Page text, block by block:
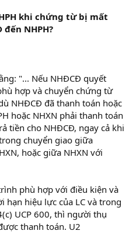
khi chứng từ bị mất
NHPH?
"... Nếu NHĐCĐ quyết
hợp và chuyển chứng từ
NHĐCĐ đã thanh toán hoặc
hoặc NHXN phải thanh toán
tiền cho NHĐCĐ, ngay cả khi
chuyển giao giữa
hoặc giữa NHXN với
phù hợp với điều kiện và
hạn hiệu lực của LC và trong
UCP 600, thì người thụ
thanh toán. U2